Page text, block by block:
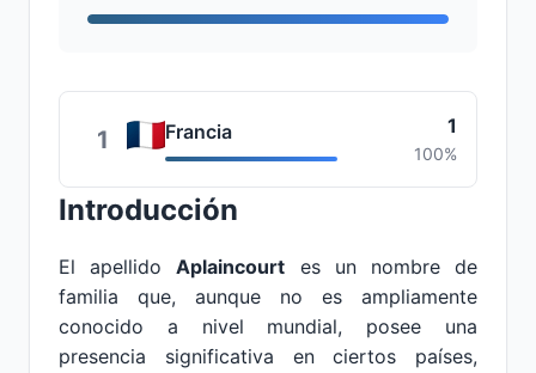
1 Francia 1
100%
Introducción
El apellidoAplaincourt es un nombre de
familia que, aunque no es ampliamente
conocido a nivel mundial, posee una
presencia significativa en ciertos países,